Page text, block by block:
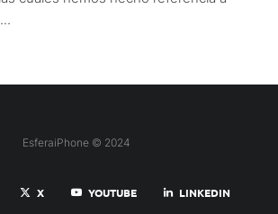
EsferaiPhone © 2024
X YOUTUBE LINKEDIN